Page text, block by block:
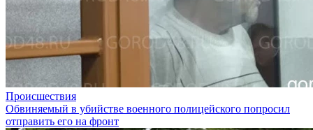
Происшествия
Обвиняемый в убийстве военного полицейского попросил
отправить его на фронт